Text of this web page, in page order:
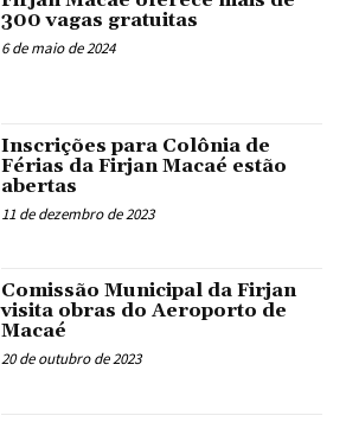
300 vagas gratuitas
6 de maio de 2024
Inscrições para Colônia de
Férias da Firjan Macaé estão
abertas
11 de dezembro de 2023
Comissão Municipal da Firjan
visita obras do Aeroporto de
Macaé
20 de outubro de 2023